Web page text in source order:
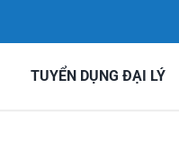
TUYỂN DỤNG ĐẠI LÝ